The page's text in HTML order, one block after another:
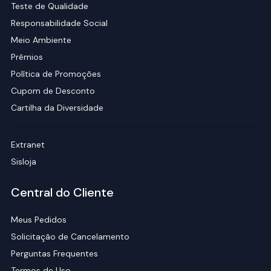
Teste de Qualidade
Responsabilidade Social
Meio Ambiente
Prêmios
Política de Promoções
Cupom de Desconto
Cartilha da Diversidade
Extranet
Sisloja
Central do Cliente
Meus Pedidos
Solicitação de Cancelamento
Perguntas Frequentes